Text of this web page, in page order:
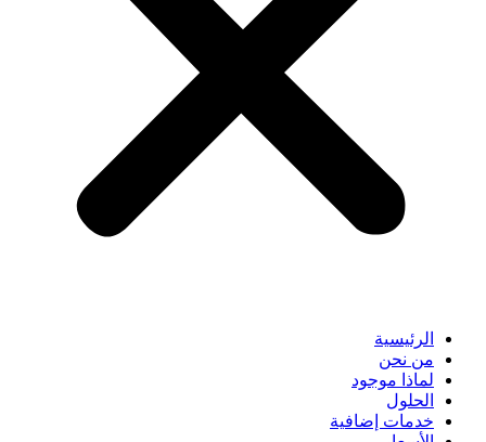
الرئيسية
من نحن
لماذا موجود
الحلول
خدمات إضافية